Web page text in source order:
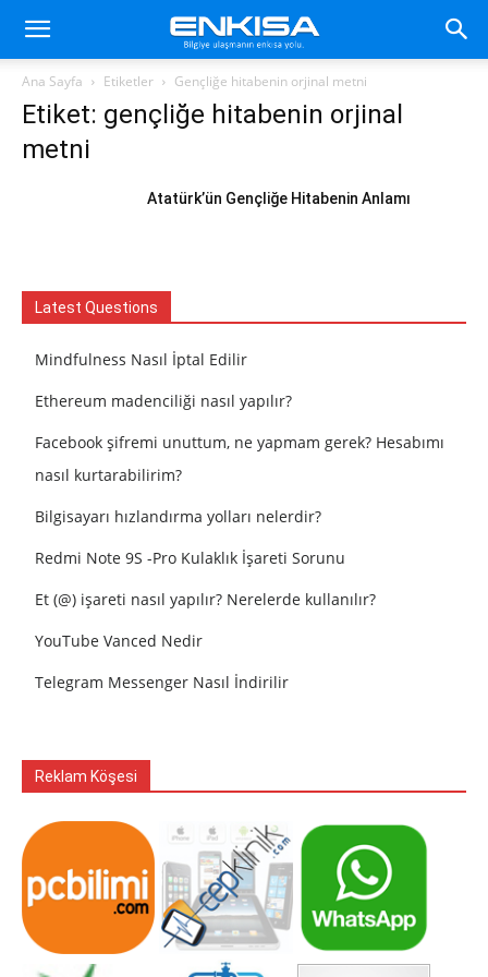
Ana Sayfa Etiketler Gençliğe hitabenin orjinal metni
Etiket: gençliğe hitabenin orjinal
metni
Atatürk’ün Gençliğe Hitabenin Anlamı
Latest Questions
Mindfulness Nasıl İptal Edilir
Ethereum madenciliği nasıl yapılır?
Facebook şifremi unuttum, ne yapmam gerek? Hesabımı
nasıl kurtarabilirim?
Bilgisayarı hızlandırma yolları nelerdir?
Redmi Note 9S -Pro Kulaklık İşareti Sorunu
Et (@) işareti nasıl yapılır? Nerelerde kullanılır?
YouTube Vanced Nedir
Telegram Messenger Nasıl İndirilir
Reklam Köşesi